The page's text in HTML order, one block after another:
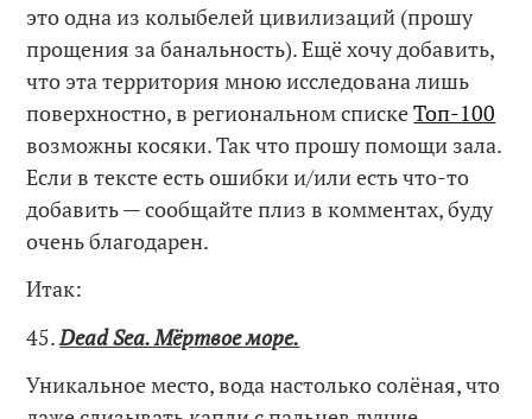
это одна из колыбелей цивилизаций (прошу
прощения за банальность). Ещё хочу добавить,
что эта территория мною исследована лишь
поверхностно, в региональном спискеТоп-100
возможны косяки. Так что прошу помощи зала.
Если в тексте есть ошибки и/или есть что-то
добавить — сообщайте плиз в комментах, буду
очень благодарен.
Итак:
45.Dead Sea. Мёртвое море.
Уникальное место, вода настолько солёная, что